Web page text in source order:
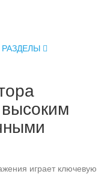
РАЗДЕЛЫ
играет ключевую